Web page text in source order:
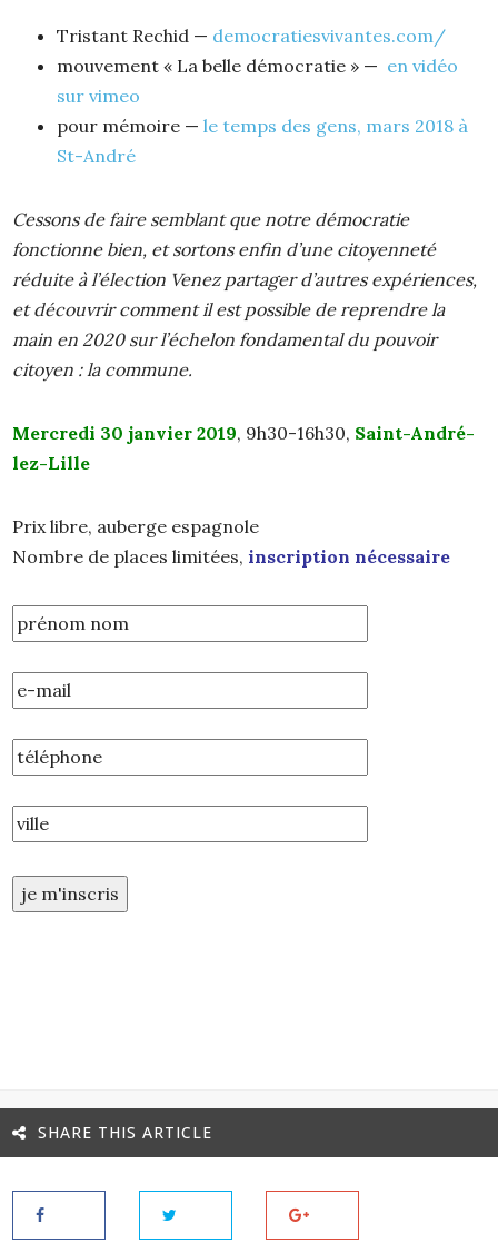
Tristant Rechid — democratiesvivantes.com/
mouvement « La belle démocratie » — en vidéo
sur vimeo
pour mémoire — le temps des gens, mars 2018 à
St-André
Cessons de faire semblant que notre démocratie
fonctionne bien, et sortons enfin d’une citoyenneté
réduite à l’élection Venez partager d’autres expériences,
et découvrir comment il est possible de reprendre la
main en 2020 sur l’échelon fondamental du pouvoir
citoyen : la commune.
Mercredi 30 janvier 2019, 9h30-16h30, Saint-André-
lez-Lille
Prix libre, auberge espagnole
Nombre de places limitées, inscription nécessaire
SHARE THIS ARTICLE